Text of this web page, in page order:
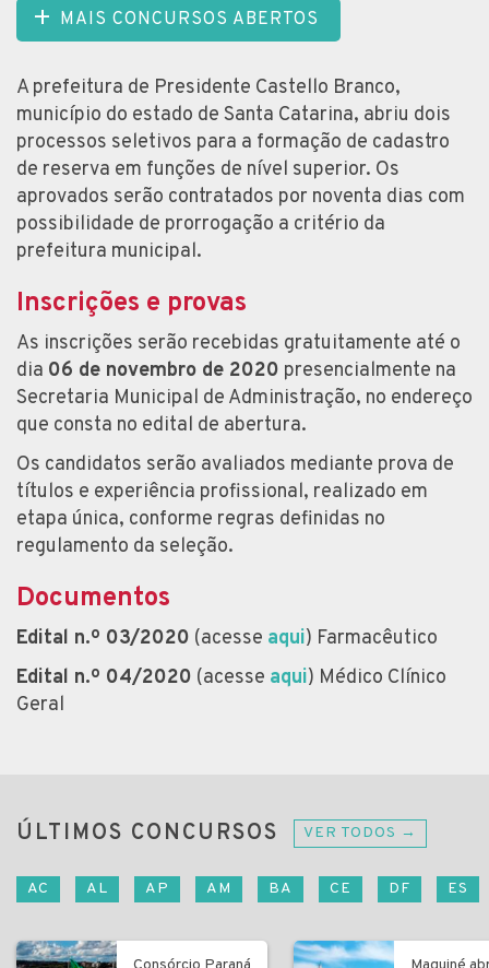
MAIS CONCURSOS ABERTOS
A prefeitura de Presidente Castello Branco,
município do estado de Santa Catarina, abriu dois
processos seletivos para a formação de cadastro
de reserva em funções de nível superior. Os
aprovados serão contratados por noventa dias com
possibilidade de prorrogação a critério da
prefeitura municipal.
Inscrições e provas
As inscrições serão recebidas gratuitamente até o
dia 06 de novembro de 2020 presencialmente na
Secretaria Municipal de Administração, no endereço
que consta no edital de abertura.
Os candidatos serão avaliados mediante prova de
títulos e experiência profissional, realizado em
etapa única, conforme regras definidas no
regulamento da seleção.
Documentos
Edital n.º 03/2020 (acesse aqui) Farmacêutico
Edital n.º 04/2020 (acesse aqui) Médico Clínico
Geral
ÚLTIMOS CONCURSOS VER TODOS →
AC AL AP AM BA CE DF ES